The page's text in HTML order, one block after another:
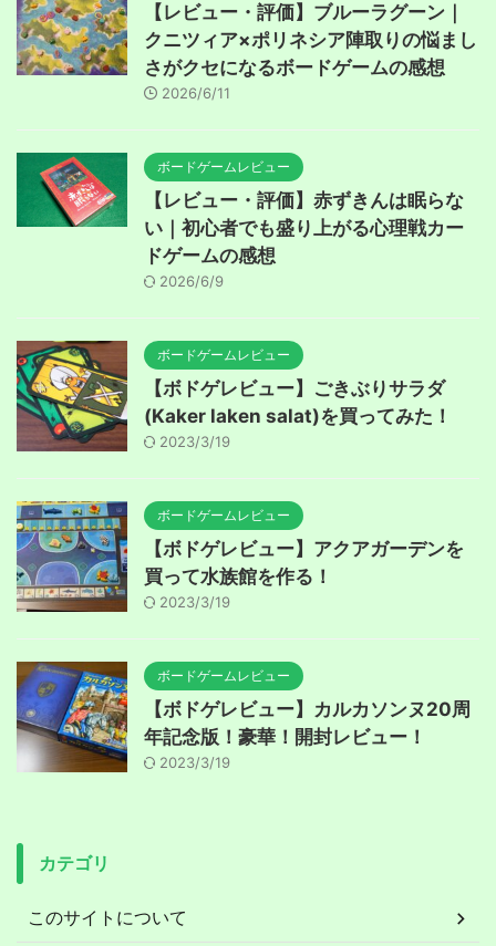
【レビュー・評価】ブルーラグーン｜
クニツィア×ポリネシア陣取りの悩まし
さがクセになるボードゲームの感想
2026/6/11
ボードゲームレビュー
【レビュー・評価】赤ずきんは眠らな
い｜初心者でも盛り上がる心理戦カー
ドゲームの感想
2026/6/9
ボードゲームレビュー
【ボドゲレビュー】ごきぶりサラダ
(Kaker laken salat)を買ってみた！
2023/3/19
ボードゲームレビュー
【ボドゲレビュー】アクアガーデンを
買って水族館を作る！
2023/3/19
ボードゲームレビュー
【ボドゲレビュー】カルカソンヌ20周
年記念版！豪華！開封レビュー！
2023/3/19
カテゴリ
このサイトについて